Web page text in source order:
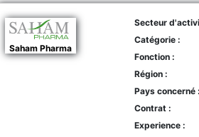
Saham Pharma
Secteur
Catégorie :
Fonction :
Région :
Pays concerné :
Contrat :
Experience :